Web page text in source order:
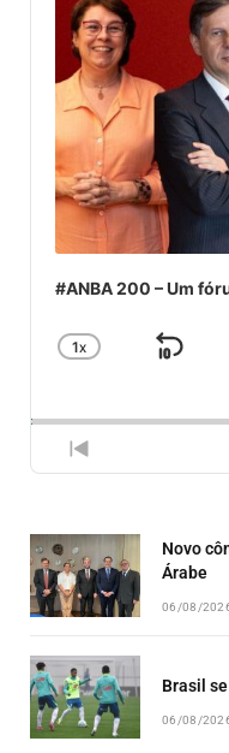
#ANBA 200 – Um
CHANGE
1X
SKIP
PREVIOUS
EPISODE
Novo
Árabe
06/08/
Brasil
06/08/